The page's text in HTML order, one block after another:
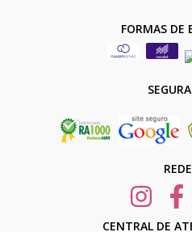
FORMAS DE
CENTRAL DE